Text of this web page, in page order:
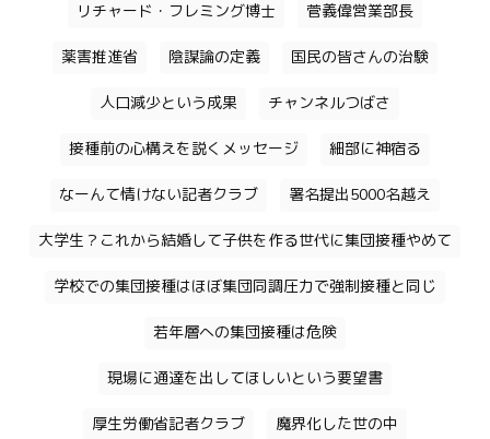
リチャード・フレミング博士 菅義偉営業部長
薬害推進省 陰謀論の定義 国民の皆さんの治験
人口減少という成果 チャンネルつばさ
接種前の心構えを説くメッセージ 細部に神宿る
なーんて情けない記者クラブ 署名提出5000名越え
大学生？これから結婚して子供を作る世代に集団接種やめて
学校での集団接種はほぼ集団同調圧力で強制接種と同じ
若年層への集団接種は危険
現場に通達を出してほしいという要望書
厚生労働省記者クラブ 魔界化した世の中